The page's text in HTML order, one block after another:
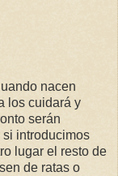
nacen
los cuidará y
serán
introducimos
lugar el resto de
de ratas o